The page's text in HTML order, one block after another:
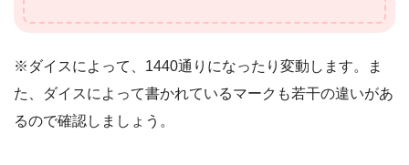
※ダイスによって、1440通りになったり変動します。ま
た、ダイスによって書かれているマークも若干の違いがあ
るので確認しましょう。